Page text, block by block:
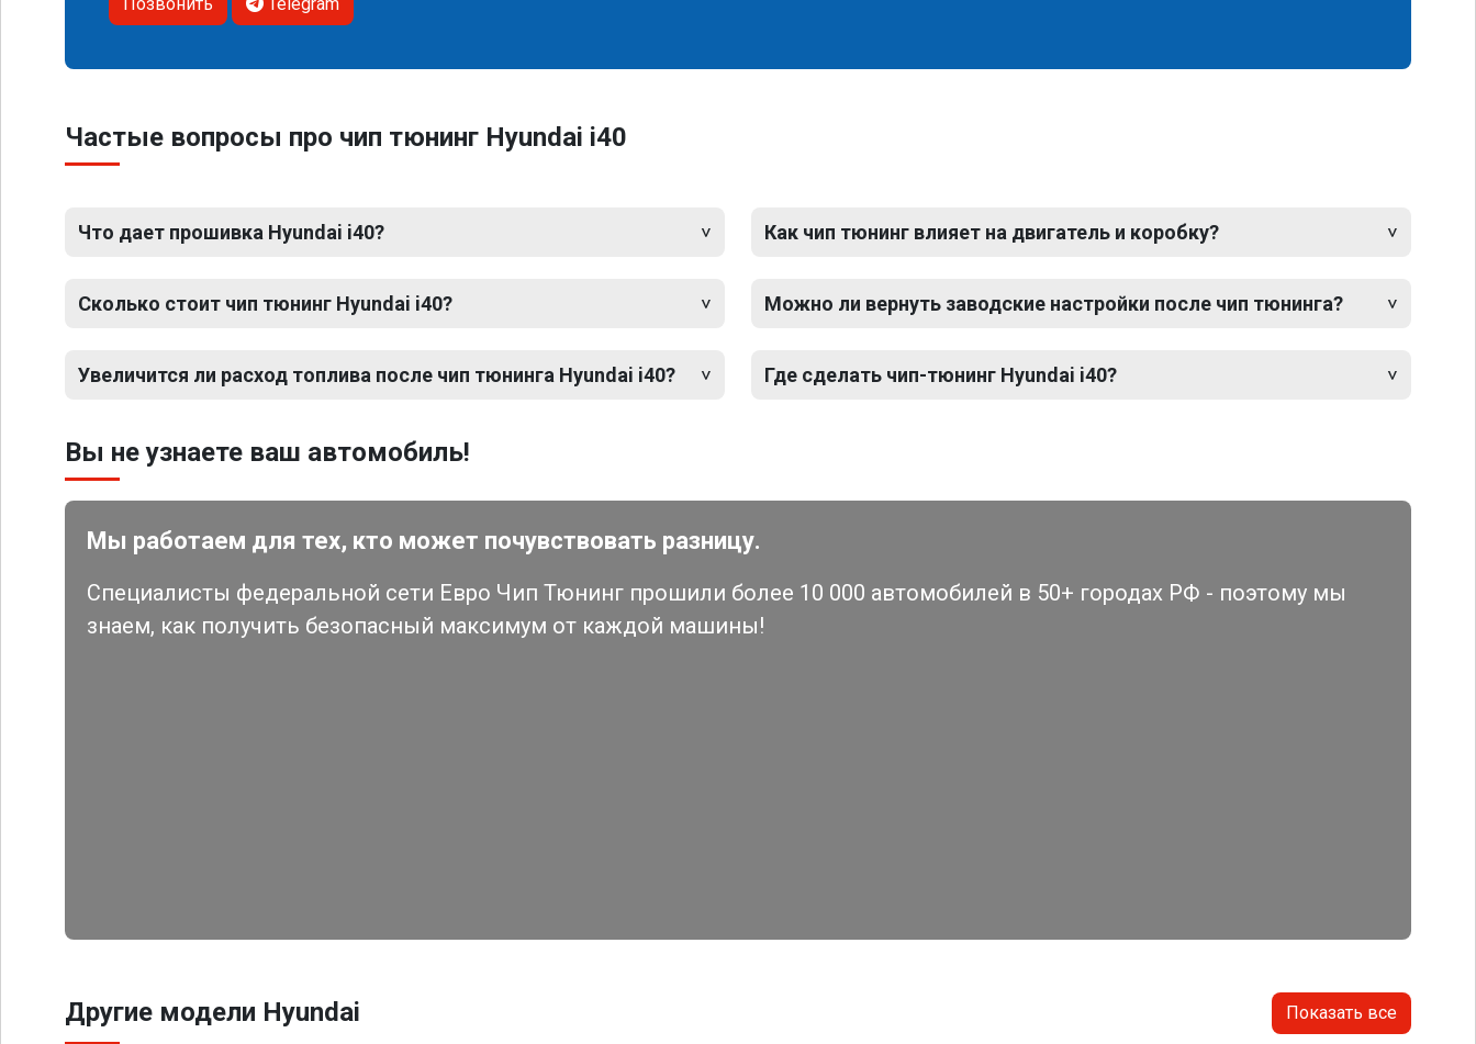
Частые вопросы про чип тюнинг Hyundai i40
Что дает прошивка Hyundai i40?
Сколько стоит чип тюнинг Hyundai i40?
Увеличится ли расход топлива после чип тюнинга Hyundai i40?
Как чип тюнинг влияет на двигатель и коробку?
Можно ли вернуть заводские настройки после чип тюнинга?
Где сделать чип-тюнинг Hyundai i40?
Вы не узнаете ваш автомобиль!
Мы работаем для тех, кто может почувствовать разницу.
Специалисты федеральной сети Евро Чип Тюнинг прошили более 10 000 автомобилей в 50+ городах РФ - поэтому мы
знаем, как получить безопасный максимум от каждой машины!
Другие модели Hyundai Показать все